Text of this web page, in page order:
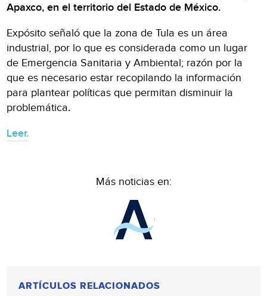
Apaxco, en el territorio del Estado de México.
Expósito señaló que la zona de Tula es un área
industrial, por lo que es considerada como un lugar
de Emergencia Sanitaria y Ambiental; razón por la
que es necesario estar recopilando la información
para plantear políticas que permitan disminuir la
problemática.
Leer.
Más noticias en:
ARTÍCULOS RELACIONADOS